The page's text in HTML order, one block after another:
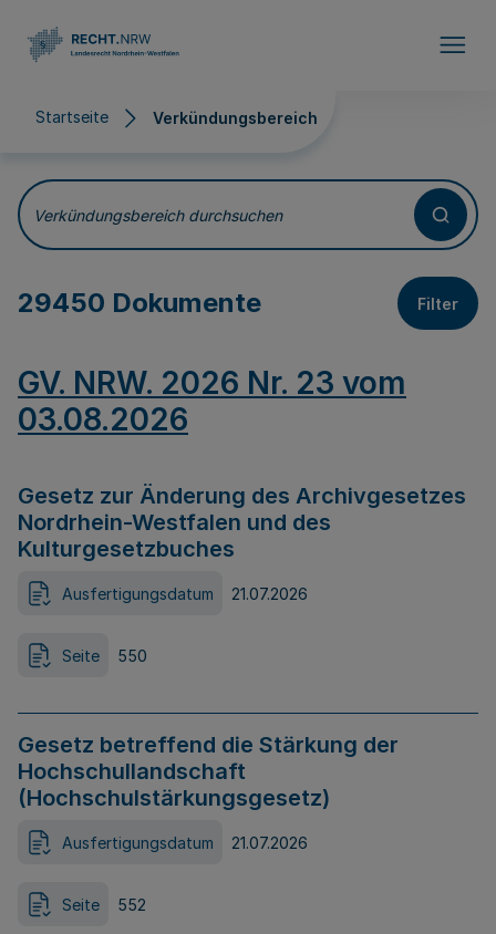
Startseite Verkündungsbereich
Verkündungsbereich
Verkündungsbereich durchsuchen
29450 Dokumente Filter
GV. NRW. 2026 Nr. 23 vom
03.08.2026
Gesetz zur Änderung des Archivgesetzes
Nordrhein-Westfalen und des
Kulturgesetzbuches
Ausfertigungsdatum 21.07.2026
Seite 550
Gesetz betreffend die Stärkung der
Hochschullandschaft
(Hochschulstärkungsgesetz)
Ausfertigungsdatum 21.07.2026
Seite 552